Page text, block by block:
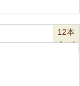
12本
パック